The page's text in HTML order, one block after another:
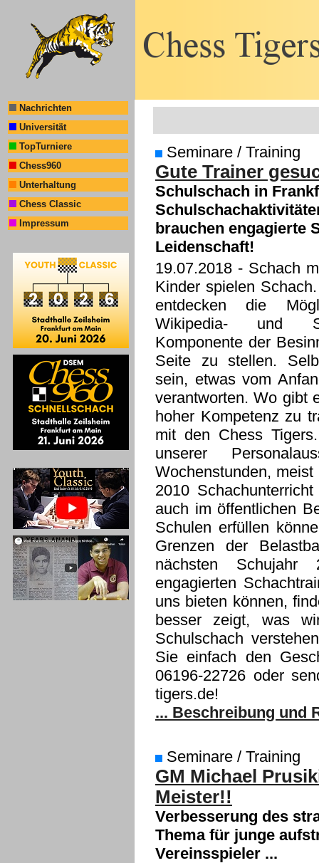
Nachrichten
Universität
TopTurniere
Chess960
Unterhaltung
Chess Classic
Impressum
Seminare / Training
Gute Trainer
Schulschach in
brauchen engagierte
Leidenschaft!
19.07.2018 - Schach
Kinder spielen
entdecken die
Wikipedia- und
Komponente der
Seite zu stellen.
sein, etwas vom
verantworten. Wo gibt
hoher Kompetenz zu
mit den Chess
unserer
Wochenstunden,
2010
auch im öffentlichen
Schulen erfüllen
Grenzen der
nächsten
engagierten
uns bieten können,
besser zeigt, was
Schulschach
Sie einfach den
06196-22726 oder
tigers.de!
... Beschreibung und
Seminare / Training
GM Michael
Meister!!
Verbesserung des
Thema für junge
Vereinsspieler ...